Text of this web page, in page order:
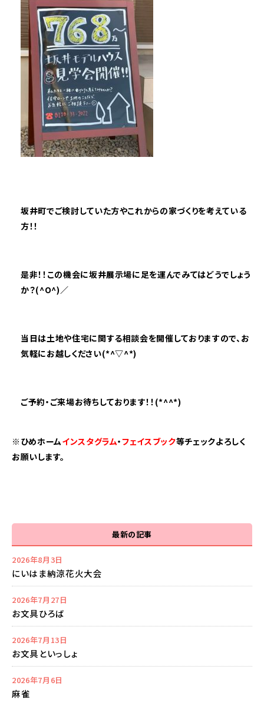
坂井町でご検討していた方やこれからの家づくりを考えている
方！！
是非！！この機会に坂井展示場に足を運んでみてはどうでしょう
か？(^O^)／
当日は土地や住宅に関する相談会を開催しておりますので、お
気軽にお越しください(*^▽^*)
ご予約・ご来場お待ちしております！！(*^^*)
※ひめホームインスタグラム・フェイスブック等チェックよろしく
お願いします。
最新の記事
2026年8月3日
にいはま納涼花火大会
2026年7月27日
お文具ひろば
2026年7月13日
お文具といっしょ
2026年7月6日
麻雀